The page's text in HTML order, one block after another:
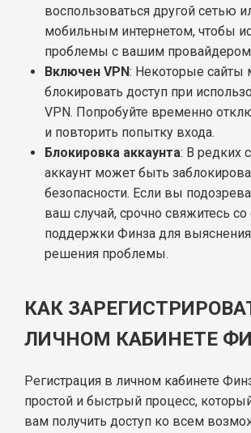
воспользоваться другой сетью
мобильным интернетом, чтобы
проблемы с вашим
Включен VPN: Некоторые сайты
блокировать доступ при
VPN. Попробуйте временно
и повторить попытку входа.
Блокировка аккаунта: В редких
аккаунт может быть
безопасности. Если вы
ваш случай, срочно свяжитесь
поддержки Финза для
решения проблемы.
КАК
ЛИЧНОМ КАБИНЕТЕ
Регистрация в личном кабинете
простой и быстрый процесс,
вам получить доступ ко всем